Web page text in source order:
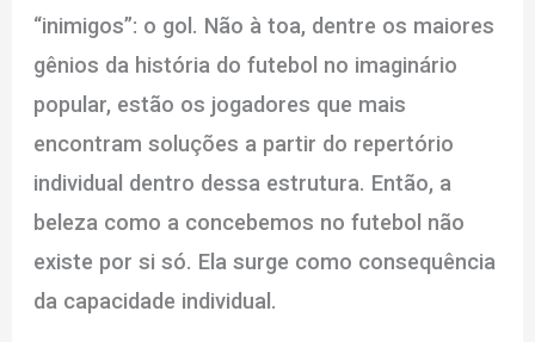
“inimigos”: o gol. Não à toa, dentre os maiores
gênios da história do futebol no imaginário
popular, estão os jogadores que mais
encontram soluções a partir do repertório
individual dentro dessa estrutura. Então, a
beleza como a concebemos no futebol não
existe por si só. Ela surge como consequência
da capacidade individual.